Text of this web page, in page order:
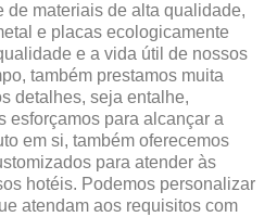
de materiais de alta qualidade,
e placas ecologicamente
e a vida útil de nossos
também prestamos muita
detalhes, seja entalhe,
esforçamos para alcançar a
em si, também oferecemos
para atender às
hotéis. Podemos personalizar
atendam aos requisitos com